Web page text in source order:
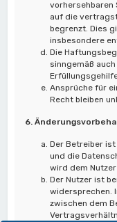
vorhersehbaren
auf die
begrenzt. Dies
insbesondere
Die
sinngemäß
Ansprüche für
Recht bleiben
6.
Der Betreiber
und die
wird dem
Der Nutzer ist
widersprechen.
zwischen dem